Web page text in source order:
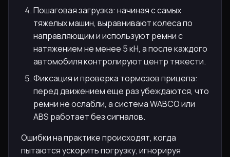
Пошаговая загрузка: начиная с самых
тяжелых машин, выравнивают колеса по
направляющим и используют ремни с
натяжением не менее 5 кН, а после каждого
автомобиля контролируют центр тяжести.
Фиксация и проверка тормозов прицепа:
перед движением еще раз убеждаются, что
ремни не ослабли, а система WABCO или
ABS работает без сигналов.
Ошибки на практике происходят, когда
пытаются ускорить погрузку, игнорируя